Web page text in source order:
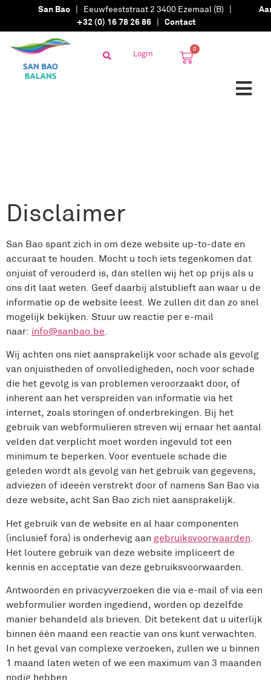
San Bao | Eeuwfeeststraat 2 3400 Ezemaal (B) |
+32 (0) 16 78 26 86 | Contact
Login 0
Disclaimer
San Bao spant zich in om deze website up-to-date en
accuraat te houden. Mocht u toch iets tegenkomen dat
onjuist of verouderd is, dan stellen wij het op prijs als u
ons dit laat weten. Geef daarbij alstublieft aan waar u de
informatie op de website leest. We zullen dit dan zo snel
mogelijk bekijken. Stuur uw reactie per e-mail
naar: info@sanbao.be.
Wij achten ons niet aansprakelijk voor schade als gevolg
van onjuistheden of onvolledigheden, noch voor schade
die het gevolg is van problemen veroorzaakt door, of
inherent aan het verspreiden van informatie via het
internet, zoals storingen of onderbrekingen. Bij het
gebruik van webformulieren streven wij ernaar het aantal
velden dat verplicht moet worden ingevuld tot een
minimum te beperken. Voor eventuele schade die
geleden wordt als gevolg van het gebruik van gegevens,
adviezen of ideeën verstrekt door of namens San Bao via
deze website, acht San Bao zich niet aansprakelijk.
Het gebruik van de website en al haar componenten
(inclusief fora) is onderhevig aan gebruiksvoorwaarden
Het loutere gebruik van deze website impliceert de
kennis en acceptatie van deze gebruiksvoorwaarden.
Antwoorden en privacyverzoeken die via e-mail of via een
webformulier worden ingediend, worden op dezelfde
manier behandeld als brieven. Dit betekent dat u uiterlijk
binnen één maand een reactie van ons kunt verwachten.
In het geval van complexe verzoeken, zullen we u binnen
1 maand laten weten of we een maximum van 3 maanden
nodig hebben.